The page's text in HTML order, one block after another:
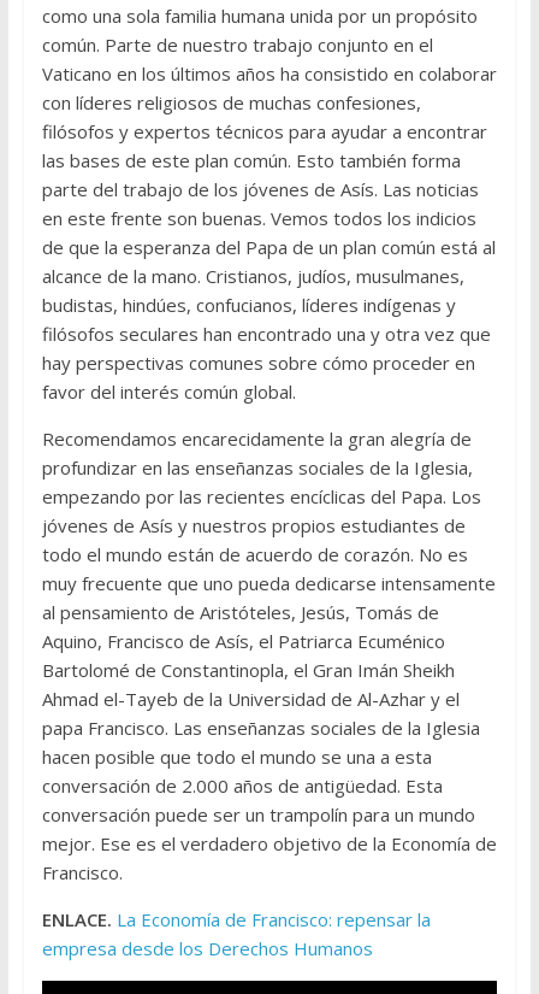
como una sola familia humana unida por un propósito
común. Parte de nuestro trabajo conjunto en el
Vaticano en los últimos años ha consistido en colaborar
con líderes religiosos de muchas confesiones,
filósofos y expertos técnicos para ayudar a encontrar
las bases de este plan común. Esto también forma
parte del trabajo de los jóvenes de Asís. Las noticias
en este frente son buenas. Vemos todos los indicios
de que la esperanza del Papa de un plan común está al
alcance de la mano. Cristianos, judíos, musulmanes,
budistas, hindúes, confucianos, líderes indígenas y
filósofos seculares han encontrado una y otra vez que
hay perspectivas comunes sobre cómo proceder en
favor del interés común global.
Recomendamos encarecidamente la gran alegría de
profundizar en las enseñanzas sociales de la Iglesia,
empezando por las recientes encíclicas del Papa. Los
jóvenes de Asís y nuestros propios estudiantes de
todo el mundo están de acuerdo de corazón. No es
muy frecuente que uno pueda dedicarse intensamente
al pensamiento de Aristóteles, Jesús, Tomás de
Aquino, Francisco de Asís, el Patriarca Ecuménico
Bartolomé de Constantinopla, el Gran Imán Sheikh
Ahmad el-Tayeb de la Universidad de Al-Azhar y el
papa Francisco. Las enseñanzas sociales de la Iglesia
hacen posible que todo el mundo se una a esta
conversación de 2.000 años de antigüedad. Esta
conversación puede ser un trampolín para un mundo
mejor. Ese es el verdadero objetivo de la Economía de
Francisco.
ENLACE. La Economía de Francisco: repensar la
empresa desde los Derechos Humanos